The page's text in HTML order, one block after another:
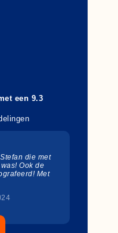
een 9.3
die met
Ook de
Met